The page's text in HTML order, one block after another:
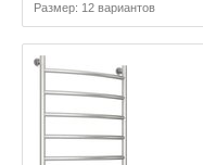
Размер: 12 вариантов